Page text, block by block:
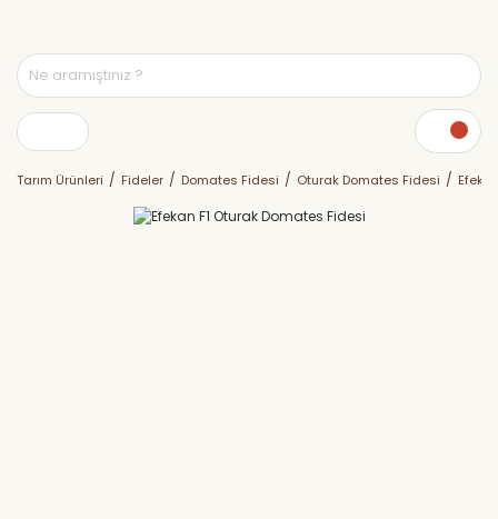
Tarım Ürünleri Fideler Domates Fidesi Oturak Domates Fidesi